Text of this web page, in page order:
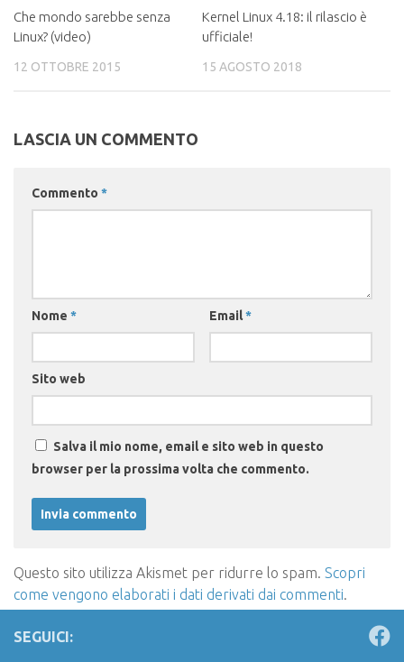
Che mondo sarebbe senza
Linux? (video)
12 OTTOBRE 2015
Kernel Linux 4.18: il rilascio è
ufficiale!
15 AGOSTO 2018
LASCIA UN COMMENTO
Commento *
Nome * Email*
Sito web
Salva il mio nome, email e sito web in questo
browser per la prossima volta che commento.
Questo sito utilizza Akismet per ridurre lo spam. Scopri
come vengono elaborati i dati derivati dai commenti.
SEGUICI: